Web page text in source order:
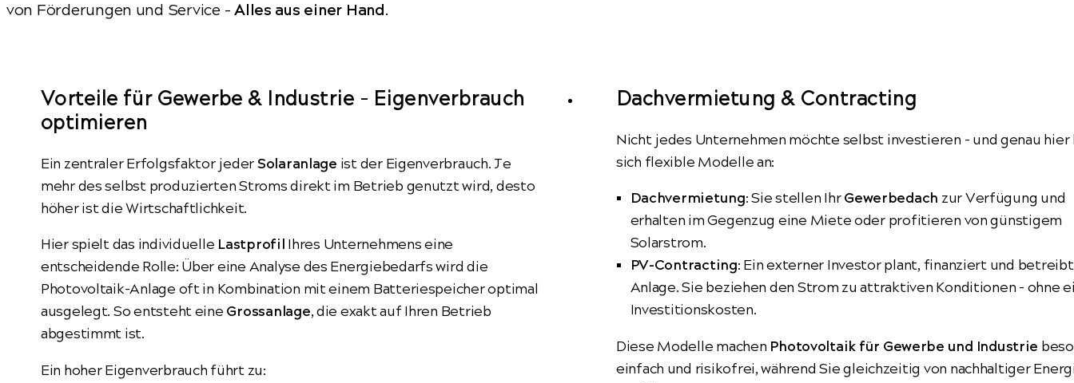
von Förderungen und Service –Alles aus einer Hand.
Vorteile für Gewerbe & Industrie - Eigenverbrauch
optimieren
Ein zentraler Erfolgsfaktor jederSolaranlage ist der Eigenverbrauch. Je
mehr des selbst produzierten Stroms direkt im Betrieb genutzt wird, desto
höher ist die Wirtschaftlichkeit.
Hier spielt das individuelle Lastprofil Ihres Unternehmens eine
entscheidende Rolle: Über eine Analyse des Energiebedarfs wird die
Photovoltaik-Anlage oft in Kombination mit einem Batteriespeicher optimal
ausgelegt. So entsteht eine Grossanlage, die exakt auf Ihren Betrieb
abgestimmt ist.
Ein hoher Eigenverbrauch führt zu:
Dachvermietung & Contracting
Nicht jedes Unternehmen möchte selbst investieren – und genau
sich flexible Modelle an:
Dachvermietung: Sie stellen IhrGewerbedach zur Verfügung und
erhalten im Gegenzug eine Miete oder profitieren von günstigem
Solarstrom.
PV-Contracting: Ein externer Investor plant, finanziert und
Anlage. Sie beziehen den Strom zu attraktiven Konditionen – ohne
Investitionskosten.
Diese Modelle machen Photovoltaik für Gewerbe und Industrie
einfach und risikofrei, während Sie gleichzeitig von nachhaltiger